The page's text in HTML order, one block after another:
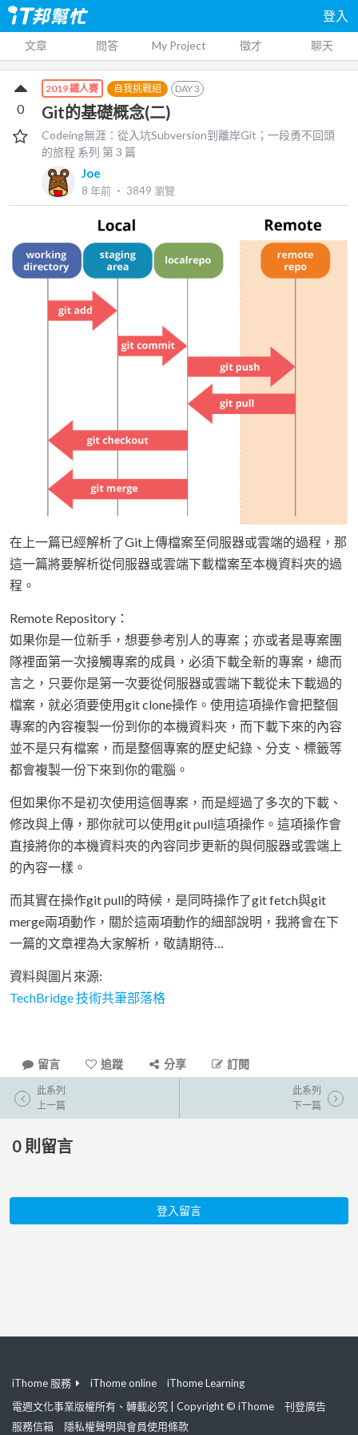
登入
文章 問答 My Project 徵才 聊天
2019 鐵人賽 自我挑戰組 DAY3
Git的基礎概念(二)
Codeing無涯：從入坑Subversion到離岸Git；一段勇不回頭
的旅程 系列 第3 篇
Joe
8 年前 ‧ 3849 瀏覽
0
在上一篇已經解析了Git上傳檔案至伺服器或雲端的過程，那
這一篇將要解析從伺服器或雲端下載檔案至本機資料夾的過
程。
Remote Repository：
如果你是一位新手，想要參考別人的專案；亦或者是專案團
隊裡面第一次接觸專案的成員，必須下載全新的專案，總而
言之，只要你是第一次要從伺服器或雲端下載從未下載過的
檔案，就必須要使用git clone操作。使用這項操作會把整個
專案的內容複製一份到你的本機資料夾，而下載下來的內容
並不是只有檔案，而是整個專案的歷史紀錄、分支、標籤等
都會複製一份下來到你的電腦。
但如果你不是初次使用這個專案，而是經過了多次的下載、
修改與上傳，那你就可以使用git pull這項操作。這項操作會
直接將你的本機資料夾的內容同步更新的與伺服器或雲端上
的內容一樣。
而其實在操作git pull的時候，是同時操作了git fetch與git
merge兩項動作，關於這兩項動作的細部說明，我將會在下
一篇的文章裡為大家解析，敬請期待…
資料與圖片來源:
TechBridge 技術共筆部落格
留言 追蹤 分享 訂閱
此系列
上一篇
此系列
下一篇
0 則留言
登入留言
iThome 服務 iThome online
iThome Learning
電週文化事業版權所有、轉載必究 | Copyright © iThome
刊登廣告
服務信箱
隱私權聲明與會員使用條款